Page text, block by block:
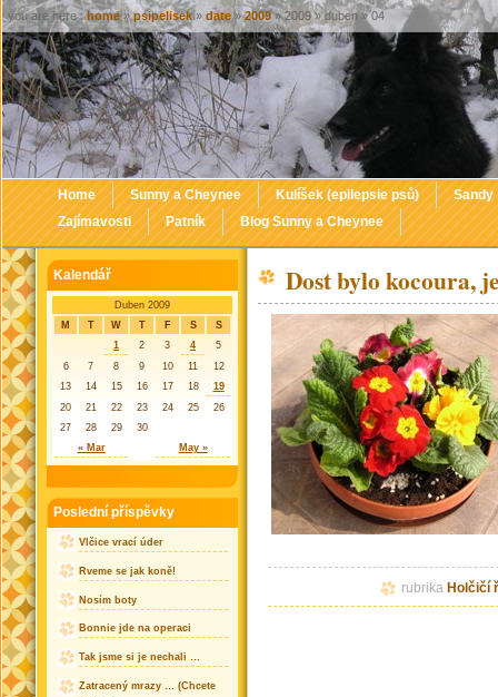
Home Sunny a Cheynee Kulíšek (epilepsie psů)
Sandy
Zajímavosti
Patník Blog Sunny a Cheynee
Dost bylo kocoura,
rubrika Holčičí
Kalendář
Duben 2009
M
T W T F S S
« Mar May »
1 2 3 4
5
6
7 8 9 10 11
12
13
14 15 16 17 18
19
20
21 22 23 24 25
26
27
28 29 30
Poslední příspěvky
Vlčice vrací úder
Rveme se jak koně!
Nosím boty
Bonnie jde na operaci
Tak jsme si je nechali …
Zatracený mrazy … (Chcete
you are here :home»psipelisek » date»2009» 2009 » duben » 04